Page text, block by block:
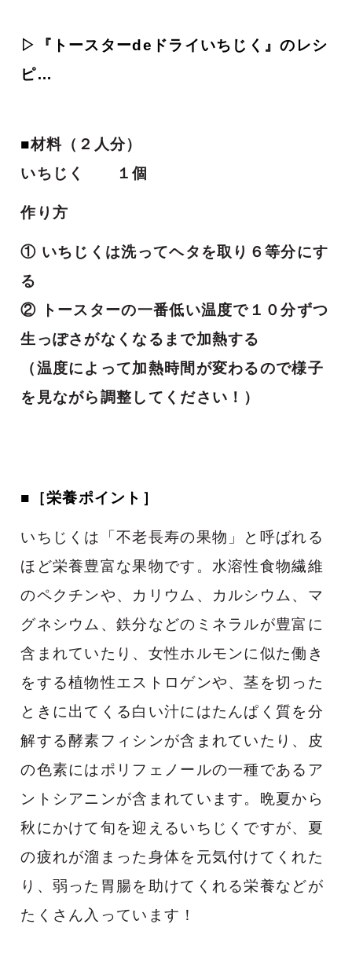
▷『トースターdeドライいちじく』のレシ
ピ…
■材料（２人分）
いちじく １個
作り方
① いちじくは洗ってヘタを取り６等分にす
る
② トースターの一番低い温度で１０分ずつ
生っぽさがなくなるまで加熱する
（温度によって加熱時間が変わるので様子
を見ながら調整してください！）
■ ［栄養ポイント］
いちじくは「不老長寿の果物」と呼ばれる
ほど栄養豊富な果物です。水溶性食物繊維
のペクチンや、カリウム、カルシウム、マ
グネシウム、鉄分などのミネラルが豊富に
含まれていたり、女性ホルモンに似た働き
をする植物性エストロゲンや、茎を切った
ときに出てくる白い汁にはたんぱく質を分
解する酵素フィシンが含まれていたり、皮
の色素にはポリフェノールの一種であるア
ントシアニンが含まれています。晩夏から
秋にかけて旬を迎えるいちじくですが、夏
の疲れが溜まった身体を元気付けてくれた
り、弱った胃腸を助けてくれる栄養などが
たくさん入っています！